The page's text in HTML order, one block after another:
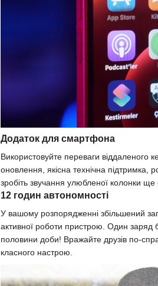
Додаток для смартфона
Використовуйте переваги віддаленого
оновлення, якісна технічна
зробіть звучання улюбленої колонки
12 годин автономності
У вашому розпорядженні збільшений
активної роботи пристрою. Один заряд
половини доби! Вражайте друзів по-
класного настрою.